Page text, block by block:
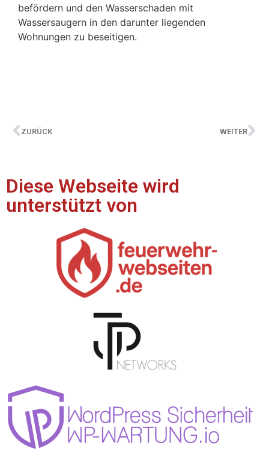
befördern und den Wasserschaden mit
Wassersaugern in den darunter liegenden
Wohnungen zu beseitigen.
ZURÜCK WEITER
Diese Webseite wird
unterstützt von